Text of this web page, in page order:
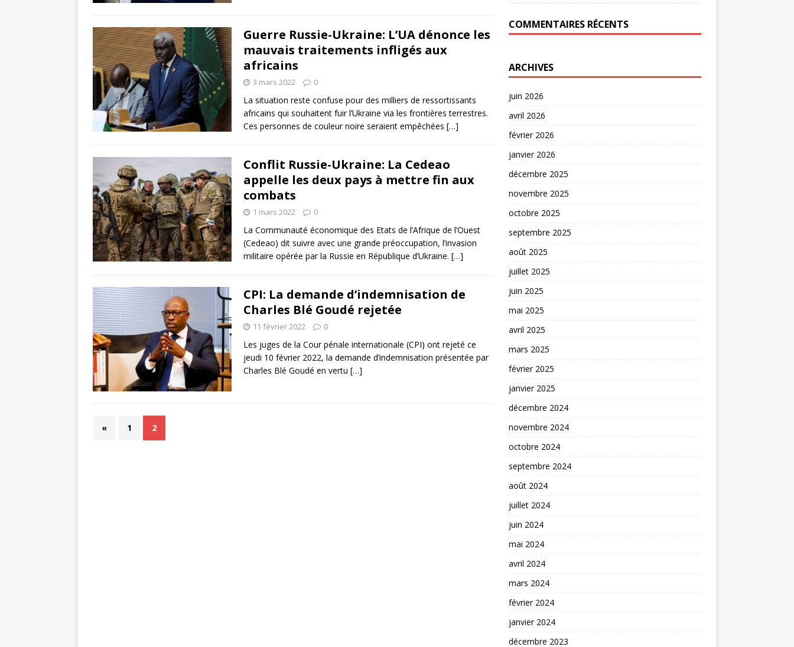
Guerre Russie-Ukraine: L’UA dénonce les
mauvais traitements infligés aux
africains
3 mars 2022 0
La situation reste confuse pour des milliers de ressortissants
africains qui souhaitent fuir l’Ukraine via les frontières terrestres.
Ces personnes de couleur noire seraient empêchées […]
Conflit Russie-Ukraine: La Cedeao
appelle les deux pays à mettre fin aux
combats
1 mars 2022 0
La Communauté économique des Etats de l’Afrique de l’Ouest
(Cedeao) dit suivre avec une grande préoccupation, l’invasion
militaire opérée par la Russie en République d’Ukraine. […]
CPI: La demande d’indemnisation de
Charles Blé Goudé rejetée
11 février 2022 0
Les juges de la Cour pénale internationale (CPI) ont rejeté ce
jeudi 10 février 2022, la demande d’indemnisation présentée par
Charles Blé Goudé en vertu […]
« 1 2
COMMENTAIRES RÉCENTS
ARCHIVES
juin 2026
avril 2026
février 2026
janvier 2026
décembre 2025
novembre 2025
octobre 2025
septembre 2025
août 2025
juillet 2025
juin 2025
mai 2025
avril 2025
mars 2025
février 2025
janvier 2025
décembre 2024
novembre 2024
octobre 2024
septembre 2024
août 2024
juillet 2024
juin 2024
mai 2024
avril 2024
mars 2024
février 2024
janvier 2024
décembre 2023